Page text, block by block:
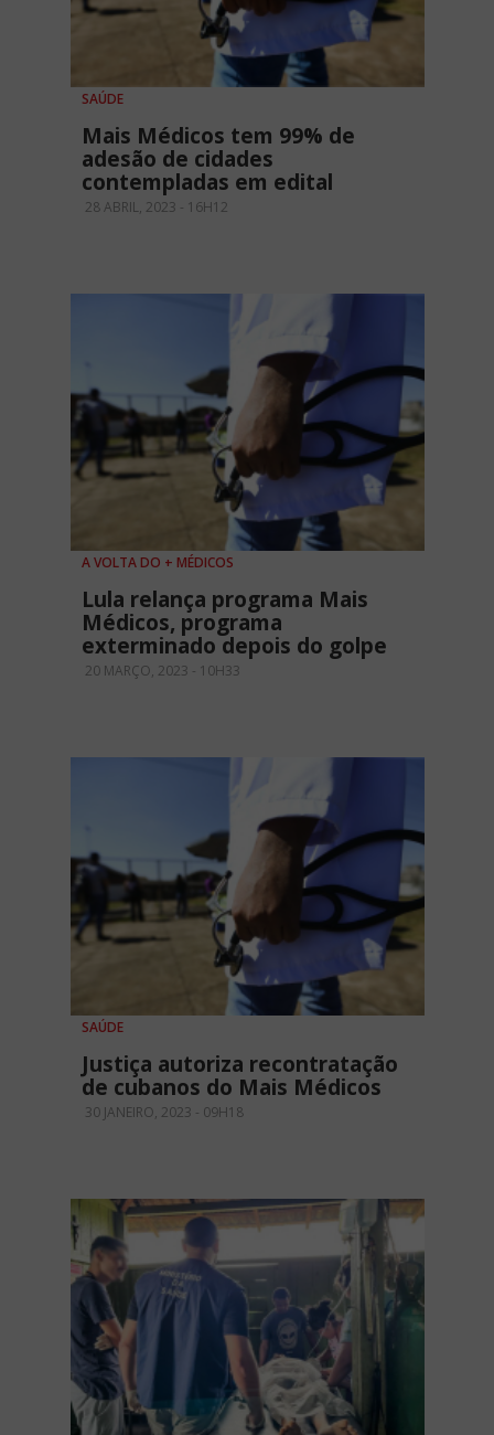
SAÚDE
Mais Médicos tem 99% de
adesão de cidades
contempladas em edital
28 ABRIL, 2023 - 16H12
A VOLTA DO + MÉDICOS
Lula relança programa Mais
Médicos, programa
exterminado depois do golpe
20 MARÇO, 2023 - 10H33
SAÚDE
Justiça autoriza recontratação
de cubanos do Mais Médicos
30 JANEIRO, 2023 - 09H18